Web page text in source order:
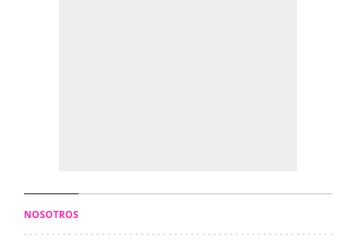
NOSOTROS